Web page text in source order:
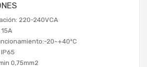
220-240VCA
20~+40ºC
0,75mm2